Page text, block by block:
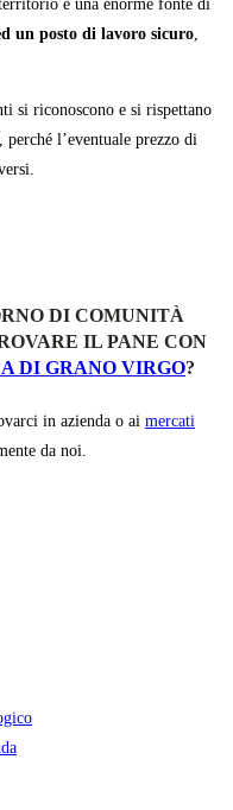
è una enorme fonte di
un posto di lavoro sicuro,
si riconoscono e si rispettano
l’eventuale prezzo di
DI COMUNITÀ
IL PANE CON
DI GRANO VIRGO?
in azienda o ai mercati
da noi.